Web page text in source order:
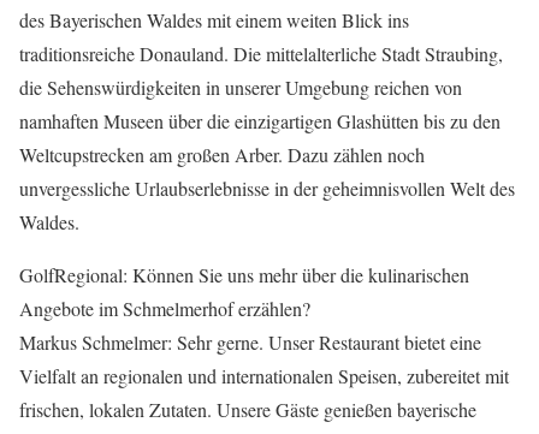
des Bayerischen Waldes mit einem weiten Blick ins
traditionsreiche Donauland. Die mittelalterliche Stadt Straubing,
die Sehenswürdigkeiten in unserer Umgebung reichen von
namhaften Museen über die einzigartigen Glashütten bis zu den
Weltcupstrecken am großen Arber. Dazu zählen noch
unvergessliche Urlaubserlebnisse in der geheimnisvollen Welt des
Waldes.
GolfRegional: Können Sie uns mehr über die kulinarischen
Angebote im Schmelmerhof erzählen?
Markus Schmelmer: Sehr gerne. Unser Restaurant bietet eine
Vielfalt an regionalen und internationalen Speisen, zubereitet mit
frischen, lokalen Zutaten. Unsere Gäste genießen bayerische